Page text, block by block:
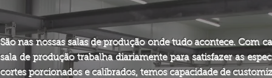
São nas nossas salas de produção onde tudo acontece. Com
sala de produção trabalha diariamente para satisfazer as
cortes porcionados e calibrados, temos capacidade de